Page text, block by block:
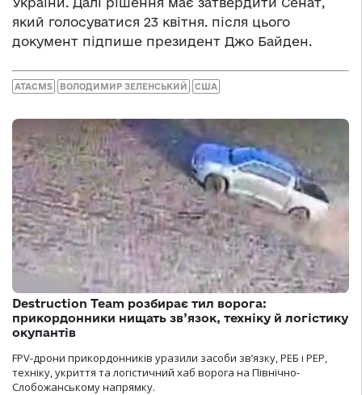
який голосуватися 23 квітня. після цього
документ підпише президент Джо Байден.
ATACMS ВОЛОДИМИР ЗЕЛЕНСЬКИЙ США
Destruction Team розбирає тил ворога:
прикордонники нищать зв’язок, техніку й логістику
окупантів
FPV-дрони прикордонників уразили засоби зв’язку, РЕБ і РЕР,
техніку, укриття та логістичний хаб ворога на Північно-
Слобожанському напрямку.